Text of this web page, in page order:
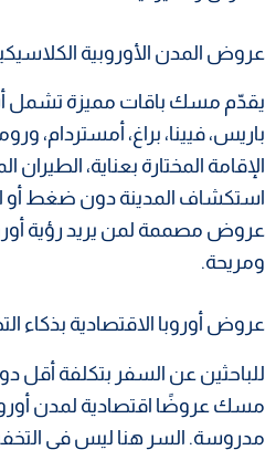
عروض المدن الأوروبية
يقدّم مسك باقات مميزة تشمل
باريس، فيينا، براغ، أمستردام،
الإقامة المختارة بعناية،
استكشاف المدينة دون ضغط أو
عروض مصممة لمن يريد رؤية
ومريحة.
عروض أوروبا الاقتصادية بذكاء
للباحثين عن السفر بتكلفة أقل
مسك عروضًا اقتصادية لمدن
مدروسة. السر هنا ليس في